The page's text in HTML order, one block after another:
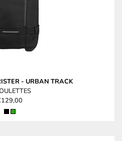
- URBAN TRACK